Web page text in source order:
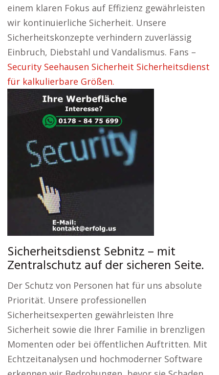
einem klaren Fokus auf Effizienz gewährleisten
wir kontinuierliche Sicherheit. Unsere
Sicherheitskonzepte verhindern zuverlässig
Einbruch, Diebstahl und Vandalismus. Fans –
Security Seehausen Sicherheit Sicherheitsdienst
für kalkulierbare Größen.
Sicherheitsdienst Sebnitz – mit
Zentralschutz auf der sicheren Seite.
Der Schutz von Personen hat für uns absolute
Priorität. Unsere professionellen
Sicherheitsexperten gewährleisten Ihre
Sicherheit sowie die Ihrer Familie in brenzligen
Momenten oder bei öffentlichen Auftritten. Mit
Echtzeitanalysen und hochmoderner Software